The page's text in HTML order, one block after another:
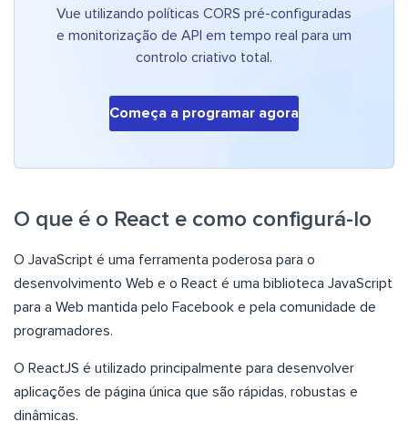
Vue utilizando políticas CORS pré-configuradas
e monitorização de API em tempo real para um
controlo criativo total.
Começa a programar agora
O que é o React e como configurá-lo
O JavaScript é uma ferramenta poderosa para o
desenvolvimento Web e o React é uma biblioteca JavaScript
para a Web mantida pelo Facebook e pela comunidade de
programadores.
O ReactJS é utilizado principalmente para desenvolver
aplicações de página única que são rápidas, robustas e
dinâmicas.